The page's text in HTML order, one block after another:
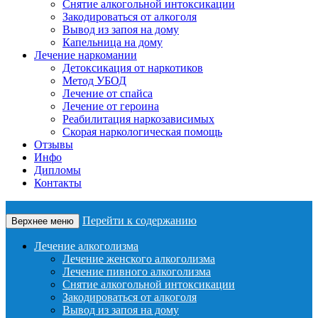
Снятие алкогольной интоксикации
Закодироваться от алкоголя
Вывод из запоя на дому
Капельница на дому
Лечение наркомании
Детоксикация от наркотиков
Метод УБОД
Лечение от спайса
Лечение от героина
Реабилитация наркозависимых
Скорая наркологическая помощь
Отзывы
Инфо
Дипломы
Контакты
Верхнее меню Перейти к содержанию
Лечение алкоголизма
Лечение женского алкоголизма
Лечение пивного алкоголизма
Снятие алкогольной интоксикации
Закодироваться от алкоголя
Вывод из запоя на дому